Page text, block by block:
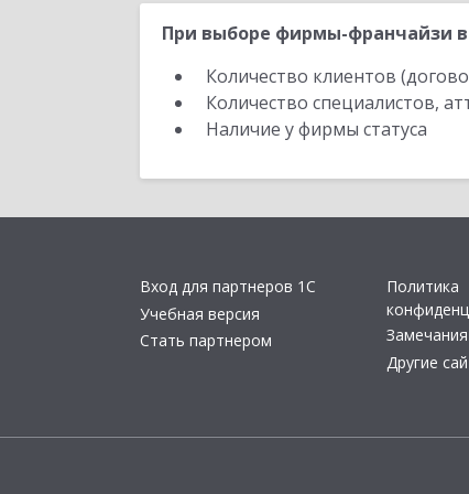
При выборе фирмы-франчайзи
Количество клиентов
Количество специалистов,
Наличие у фирмы статуса
Вход для партнеров 1С
Учебная версия
Стать партнером
Политика
Другие